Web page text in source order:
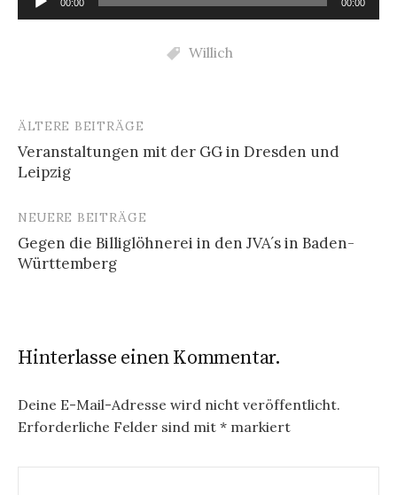
Player
00:00 00:00
Willich
Beitragsnavigation
ÄLTERE BEITRÄGE
Veranstaltungen mit der GG in Dresden und
Leipzig
NEUERE BEITRÄGE
Gegen die Billiglöhnerei in den JVA´s in Baden-
Württemberg
Hinterlasse einen Kommentar.
Deine E-Mail-Adresse wird nicht veröffentlicht.
Erforderliche Felder sind mit * markiert